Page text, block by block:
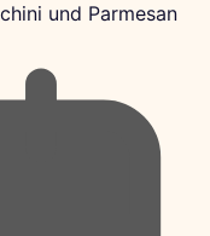
und Parmesan